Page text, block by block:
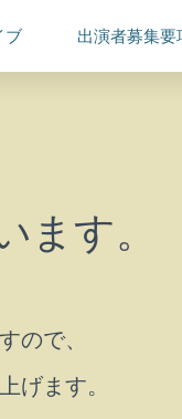
ブ 出演者募集要
ます。
ので、
げます。